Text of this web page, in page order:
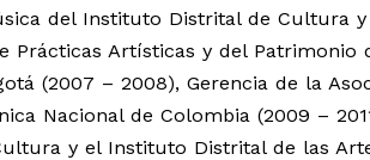
del Instituto Distrital de Cultura
Prácticas Artísticas y del Patrimonio
(2007 – 2008), Gerencia de la
Nacional de Colombia (2009 –
y el Instituto Distrital de las